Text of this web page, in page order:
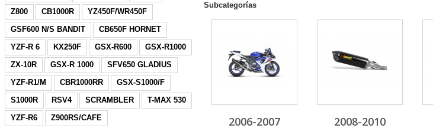
Z800
CB1000R
YZ450F/WR450F
GSF600 N/S BANDIT
CB650F HORNET
YZF-R 6
KX250F GSX-R600
GSX-R1000
ZX-10R
GSX-R 1000
SFV650 GLADIUS
YZF-R1/M
CBR1000RR
GSX-S1000/F
S1000R
RSV4 SCRAMBLER
T-MAX 530
YZF-R6
Z900RS/CAFE
Subcategorías
2006-2007 2008-2010